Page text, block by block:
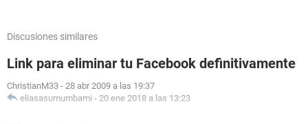
Discusiones similares
Link para eliminar tu Facebook definitivamente
ChristianM33 - 28 abr 2009 a las 19:37
eliasasumumbami - 20 ene 2018 a las 13:23